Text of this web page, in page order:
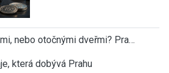
nebo otočnými dveřmi? Pra…
která dobývá Prahu